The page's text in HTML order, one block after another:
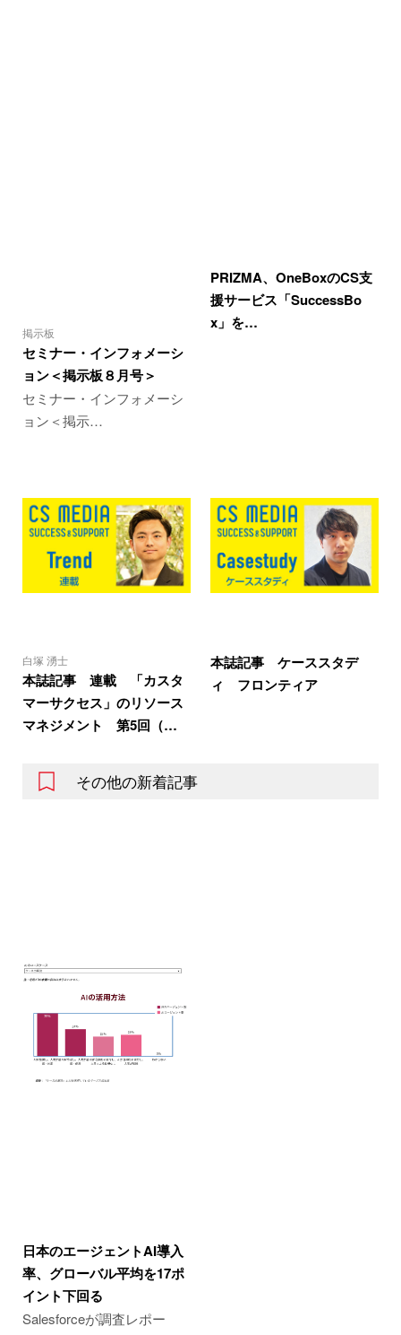
掲示板
セミナー・インフォメーシ
ョン＜掲示板８月号＞
セミナー・インフォメーシ
ョン＜掲示…
PRIZMA、OneBoxのCS支
援サービス「SuccessBo
x」を…
白塚 湧士
本誌記事 連載 「カスタ
マーサクセス」のリソース
マネジメント 第5回（…
本誌記事 ケーススタデ
ィ フロンティア
その他の新着記事
日本のエージェントAI導入
率、グローバル平均を17ポ
イント下回る
Salesforceが調査レポー